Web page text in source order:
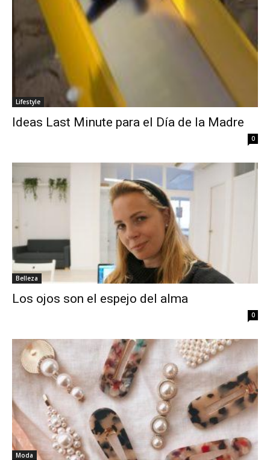
Lifestyle
Ideas Last Minute para el Día de la Madre
0
Belleza
Los ojos son el espejo del alma
0
Moda